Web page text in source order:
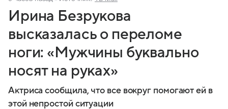
Ирина Безрукова
высказалась о переломе
ноги: «Мужчины буквально
носят на руках»
Актриса сообщила, что все вокруг помогают ей в
этой непростой ситуации